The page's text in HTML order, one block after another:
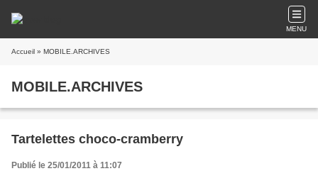
MENU
Accueil » MOBILE.ARCHIVES
MOBILE.ARCHIVES
Tartelettes choco-cramberry
Publié le 25/01/2011 à 11:07